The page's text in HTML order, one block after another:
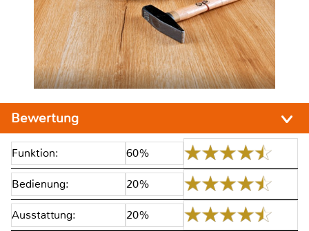
Bewertung
Funktion: 60%
Bedienung: 20%
Ausstattung: 20%